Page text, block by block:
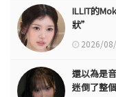
ILLIT的
狀”
2026/
還以為是
迷倒了整